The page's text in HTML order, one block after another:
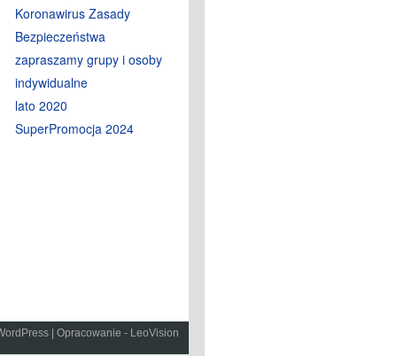
Koronawirus Zasady
Bezpieczeństwa
zapraszamy grupy i osoby
indywidualne
lato 2020
SuperPromocja 2024
Opracowanie - LeoVision